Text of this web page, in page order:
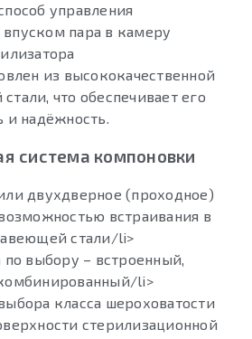
управления
пара в камеру
из высококачественной
что обеспечивает его
и надёжность.
система компоновки
двухдверное (проходное)
встраивания в
стали/li>
по выбору – встроенный,
li>
класса шероховатости
стерилизационной